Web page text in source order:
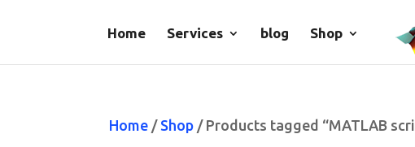
Home Services blog Shop
Home / Shop / Products tagged “MATLAB